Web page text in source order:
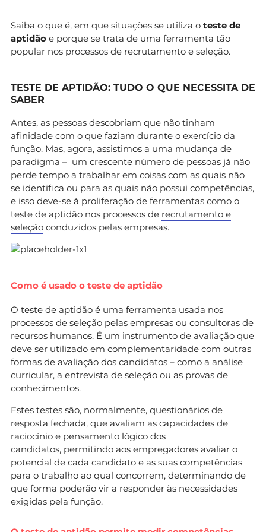
Saiba o que é, em que situações se utiliza o teste de
aptidão e porque se trata de uma ferramenta tão
popular nos processos de recrutamento e seleção.
TESTE DE APTIDÃO: TUDO O QUE NECESSITA DE
SABER
Antes, as pessoas descobriam que não tinham
afinidade com o que faziam durante o exercício da
função. Mas, agora, assistimos a uma mudança de
paradigma – um crescente número de pessoas já não
perde tempo a trabalhar em coisas com as quais não
se identifica ou para as quais não possui competências,
e isso deve-se à proliferação de ferramentas como o
teste de aptidão nos processos de recrutamento e
seleção conduzidos pelas empresas.
Como é usado o teste de aptidão
O teste de aptidão é uma ferramenta usada nos
processos de seleção pelas empresas ou consultoras de
recursos humanos. É um instrumento de avaliação que
deve ser utilizado em complementaridade com outras
formas de avaliação dos candidatos – como a análise
curricular, a entrevista de seleção ou as provas de
conhecimentos.
Estes testes são, normalmente, questionários de
resposta fechada, que avaliam as capacidades de
raciocínio e pensamento lógico dos
candidatos, permitindo aos empregadores avaliar o
potencial de cada candidato e as suas competências
para o trabalho ao qual concorrem, determinando de
que forma poderão vir a responder às necessidades
exigidas pela função.